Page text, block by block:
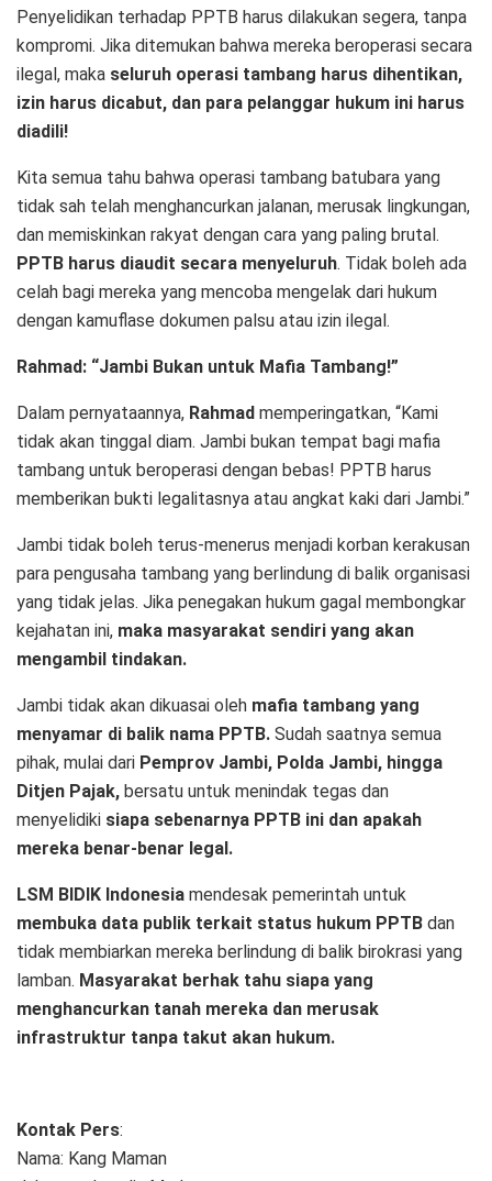
Penyelidikan terhadap PPTB harus dilakukan segera, tanpa
kompromi. Jika ditemukan bahwa mereka beroperasi secara
ilegal, maka seluruh operasi tambang harus dihentikan,
izin harus dicabut, dan para pelanggar hukum ini harus
diadili!
Kita semua tahu bahwa operasi tambang batubara yang
tidak sah telah menghancurkan jalanan, merusak lingkungan,
dan memiskinkan rakyat dengan cara yang paling brutal.
PPTB harus diaudit secara menyeluruh. Tidak boleh ada
celah bagi mereka yang mencoba mengelak dari hukum
dengan kamuflase dokumen palsu atau izin ilegal.
Rahmad: “Jambi Bukan untuk Mafia Tambang!”
Dalam pernyataannya, Rahmad memperingatkan, “Kami
tidak akan tinggal diam. Jambi bukan tempat bagi mafia
tambang untuk beroperasi dengan bebas! PPTB harus
memberikan bukti legalitasnya atau angkat kaki dari Jambi.”
Jambi tidak boleh terus-menerus menjadi korban kerakusan
para pengusaha tambang yang berlindung di balik organisasi
yang tidak jelas. Jika penegakan hukum gagal membongkar
kejahatan ini, maka masyarakat sendiri yang akan
mengambil tindakan.
Jambi tidak akan dikuasai oleh mafia tambang yang
menyamar di balik nama PPTB. Sudah saatnya semua
pihak, mulai dari Pemprov Jambi, Polda Jambi, hingga
Ditjen Pajak, bersatu untuk menindak tegas dan
menyelidiki siapa sebenarnya PPTB ini dan apakah
mereka benar-benar legal.
LSM BIDIK Indonesia mendesak pemerintah untuk
membuka data publik terkait status hukum PPTB dan
tidak membiarkan mereka berlindung di balik birokrasi yang
lamban. Masyarakat berhak tahu siapa yang
menghancurkan tanah mereka dan merusak
infrastruktur tanpa takut akan hukum.
Kontak Pers:
Nama: Kang Maman